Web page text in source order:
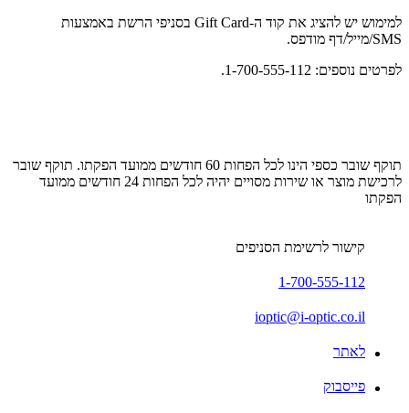
למימוש יש להציג את קוד ה-Gift Card בסניפי הרשת באמצעות
SMS/מייל/דף מודפס.
לפרטים נוספים: 1-700-555-112.
תוקף שובר כספי הינו לכל הפחות 60 חודשים ממועד הפקתו. תוקף שובר
לרכישת מוצר או שירות מסויים יהיה לכל הפחות 24 חודשים ממועד
הפקתו
קישור לרשימת הסניפים
1-700-555-112
ioptic@i-optic.co.il
לאתר
פייסבוק